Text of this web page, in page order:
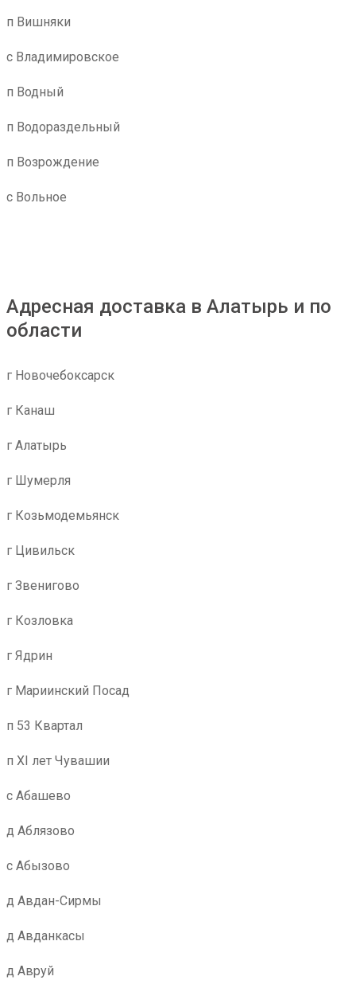
п Вишняки
с Владимировское
п Водный
п Водораздельный
п Возрождение
с Вольное
Адресная доставка в Алатырь и по
области
г Новочебоксарск
г Канаш
г Алатырь
г Шумерля
г Козьмодемьянск
г Цивильск
г Звенигово
г Козловка
г Ядрин
г Мариинский Посад
п 53 Квартал
п XI лет Чувашии
с Абашево
д Аблязово
с Абызово
д Авдан-Сирмы
д Авданкасы
д Авруй